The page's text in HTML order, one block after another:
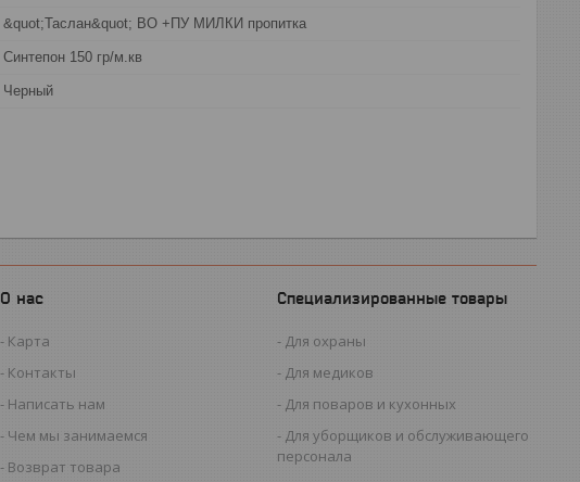
&quot;Таслан&quot; ВО +ПУ МИЛКИ пропитка
Синтепон 150 гр/м.кв
Черный
О нас
Карта
Контакты
Написать нам
Чем мы занимаемся
Возврат товара
Специализированные товары
Для охраны
Для медиков
Для поваров и кухонных
Для уборщиков и обслуживающего
персонала